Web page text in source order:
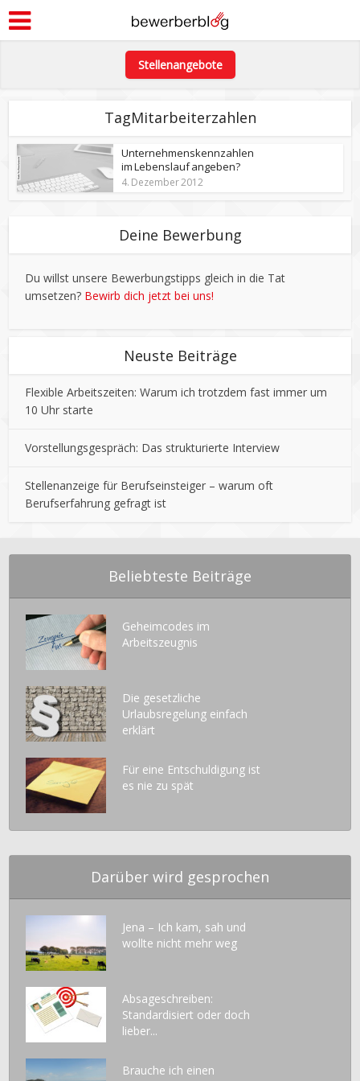
Stellenangebote
TagMitarbeiterzahlen
Unternehmenskennzahlen
im Lebenslauf angeben?
4. Dezember 2012
Deine Bewerbung
Du willst unsere Bewerbungstipps gleich in die Tat
umsetzen? Bewirb dich jetzt bei uns!
Neuste Beiträge
Flexible Arbeitszeiten: Warum ich trotzdem fast immer um
10 Uhr starte
Vorstellungsgespräch: Das strukturierte Interview
Stellenanzeige für Berufseinsteiger – warum oft
Berufserfahrung gefragt ist
Beliebteste Beiträge
Geheimcodes im
Arbeitszeugnis
Die gesetzliche
Urlaubsregelung einfach
erklärt
Für eine Entschuldigung ist
es nie zu spät
Darüber wird gesprochen
Jena – Ich kam, sah und
wollte nicht mehr weg
Absageschreiben:
Standardisiert oder doch
lieber...
Brauche ich einen